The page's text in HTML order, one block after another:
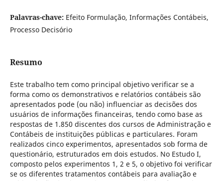
Palavras-chave: Efeito Formulação, Informações Contábeis,
Processo Decisório
Resumo
Este trabalho tem como principal objetivo verificar se a
forma como os demonstrativos e relatórios contábeis são
apresentados pode (ou não) influenciar as decisões dos
usuários de informações financeiras, tendo como base as
respostas de 1.850 discentes dos cursos de Administração e
Contábeis de instituições públicas e particulares. Foram
realizados cinco experimentos, apresentados sob forma de
questionário, estruturados em dois estudos. No Estudo I,
composto pelos experimentos 1, 2 e 5, o objetivo foi verificar
se os diferentes tratamentos contábeis para avaliação e